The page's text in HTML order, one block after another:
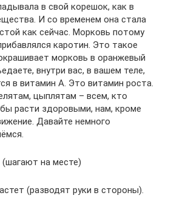
в свой корешок, как в
И со временем она стала
как сейчас. Морковь потому
каротин. Это такое
морковь в оранжевый
внутри вас, в вашем теле,
в витамин А. Это витамин роста.
цыплятам – всем, кто
расти здоровыми, нам, кроме
Давайте немного
на месте)
(разводят руки в стороны).